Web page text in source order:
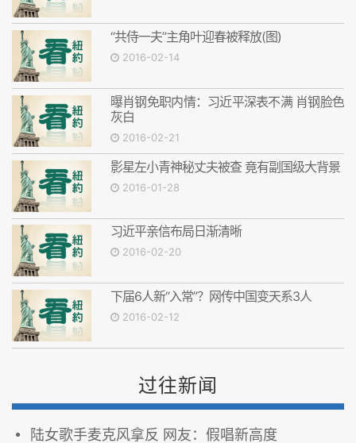
“共侍一夫”主角叶迎春被释放(图)
2016-02-14
曝肖钢免职内情：习近平深表不满 肖钢脸色
灰白
2016-02-21
影星左小青神秘丈夫被查 竟有副国级大背景
2016-01-28
习近平亲信布局日渐清晰
2016-02-20
下届6人新“入常”？网传中国变天系3人
2016-02-12
过往新闻
陆女歌手麦克风拿反 网友：假唱新高度